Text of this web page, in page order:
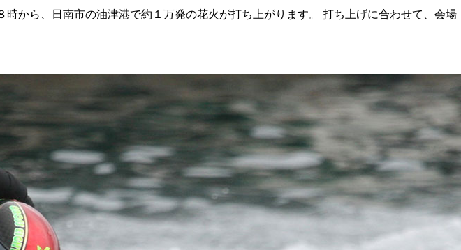
から、日南市の油津港で約１万発の花火が打ち上がります。 打ち上げに合わせて、会場